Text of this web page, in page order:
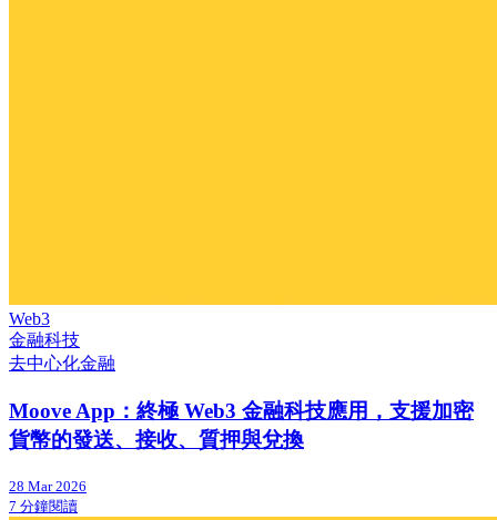
Web3
金融科技
去中心化金融
Moove App：終極 Web3 金融科技應用，支援加密
貨幣的發送、接收、質押與兌換
28 Mar 2026
7 分鐘閱讀